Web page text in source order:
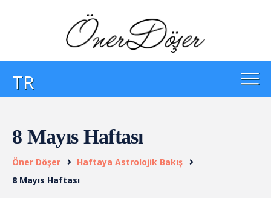
TR
8 Mayıs Haftası
Öner Döşer
Haftaya Astrolojik Bakış
8 Mayıs Haftası